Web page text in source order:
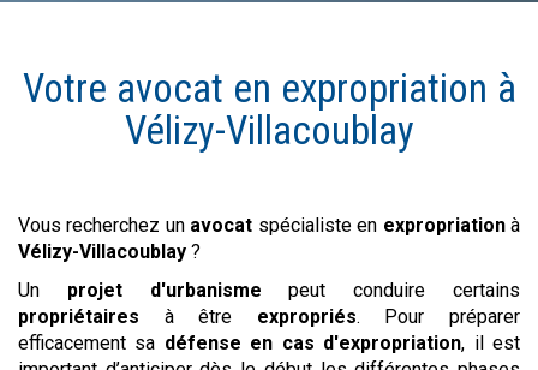
Votre avocat en expropriation à
Vélizy-Villacoublay
Vous recherchez un avocat spécialiste en expropriation à
Vélizy-Villacoublay ?
Un projet d'urbanisme peut conduire certains
propriétaires à être expropriés. Pour préparer
efficacement sa défense en cas d'expropriation, il est